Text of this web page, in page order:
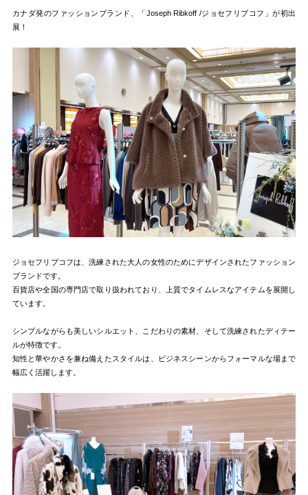
カナダ発のファッションブランド、「Joseph Ribkoff /ジョセフリブコフ」が初出
展！
ジョセフリブコフは、洗練された大人の女性のためにデザインされたファッション
ブランドです。
百貨店や全国の専門店で取り扱われており、上質でタイムレスなアイテムを展開し
ています。
シンプルながらも美しいシルエット、こだわりの素材、そして洗練されたディテー
ルが特徴です。
知性と華やかさを兼ね備えたスタイルは、ビジネスシーンからフォーマルな場まで
幅広く活躍します。